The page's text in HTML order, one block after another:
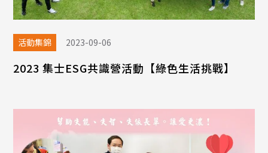
活動集錦 2023-09-06
2023 集士ESG共識營活動【綠色生活挑戰】